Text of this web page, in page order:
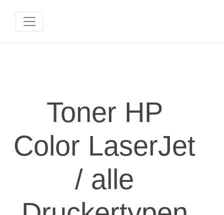
Toner HP
Color LaserJet
/ alle